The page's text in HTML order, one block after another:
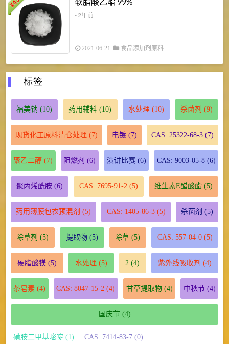
¥
- 2年前
2021-06-21 食品添加剂原料
标签
福美钠 (10) 药用辅料 (10) 水处理 (10) 杀菌剂 (9)
现货化工原料清仓处理 (7) 电镀 (7) CAS: 25322-68-3 (7)
聚乙二醇 (7) 阻燃剂 (6) 演讲比赛(6) CAS: 9003-05-8(6)
聚丙烯酰胺(6) CAS: 7695-91-2 (5) 维生素E醋酸酯 (5)
药用薄膜包衣预混剂 (5) CAS: 1405-86-3(5) 杀菌剂 (5)
除草剂 (5) 提取物(5) 除草 (5) CAS: 557-04-0(5)
硬脂酸镁(5) 水处理 (5) 2 (4) 紫外线吸收剂 (4)
茶皂素 (4) CAS: 8047-15-2 (4) 甘草提取物(4) 中秋节(4)
国庆节(4)
磺胺二甲基嘧啶 (1) CAS: 7414-83-7 (0)